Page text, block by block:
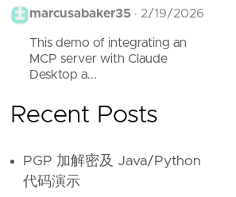
marcusabaker35 · 2/19/2026
This demo of integrating an
MCP server with Claude
Desktop a...
Recent Posts
PGP 加解密及 Java/Python
代码演示